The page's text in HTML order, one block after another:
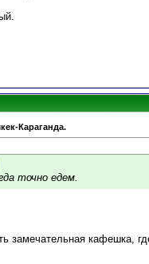
Караганда.
точно едем.
замечательная кафешка,